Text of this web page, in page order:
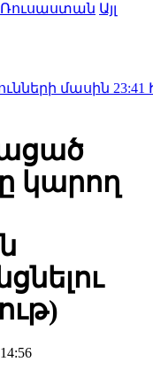
Ռուսաստան Այլ
մասին23:41
կարող